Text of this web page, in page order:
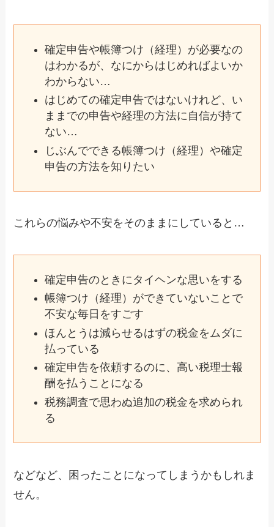
確定申告や帳簿つけ（経理）が必要なの
はわかるが、なにからはじめればよいか
わからない…
はじめての確定申告ではないけれど、い
ままでの申告や経理の方法に自信が持て
ない…
じぶんでできる帳簿つけ（経理）や確定
申告の方法を知りたい
これらの悩みや不安をそのままにしていると…
確定申告のときにタイヘンな思いをする
帳簿つけ（経理）ができていないことで
不安な毎日をすごす
ほんとうは減らせるはずの税金をムダに
払っている
確定申告を依頼するのに、高い税理士報
酬を払うことになる
税務調査で思わぬ追加の税金を求められ
る
などなど、困ったことになってしまうかもしれま
せん。